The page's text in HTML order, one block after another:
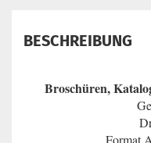
BESCHREIBUNG
Broschüren,